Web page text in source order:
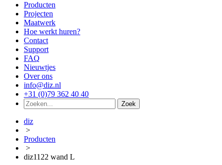
Producten
Projecten
Maatwerk
Hoe werkt huren?
Contact
Support
FAQ
Nieuwtjes
Over ons
info@diz.nl
+31 (0)79 362 40 40
diz
>
Producten
>
diz1122 wand L